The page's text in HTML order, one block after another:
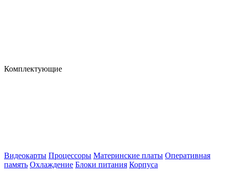
Комплектующие
Видеокарты Процессоры Материнские платы Оперативная
память Охлаждение Блоки питания Корпуса